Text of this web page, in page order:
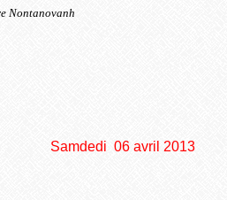
Nontanovanh
Samdedi 06 avril 2013